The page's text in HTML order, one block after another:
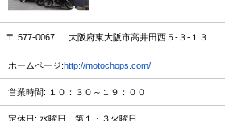
〒 577-0067 大阪府東大阪市高井田西５-３-１３
ホームページ:http://motochops.com/
営業時間: １０：３０～１９：００
定休日: 水曜日、第１・３火曜日